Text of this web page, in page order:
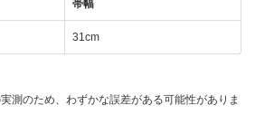
帯幅
31cm
測のため、わずかな誤差がある可能性がありま